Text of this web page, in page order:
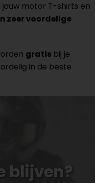
jouw motor T-shirts en
zeer voordelige
gratis bij je
in de beste
blijven?